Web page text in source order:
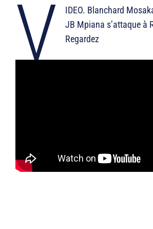
V
IDEO. Blanchard
JB Mpiana s’attaque à
Regardez